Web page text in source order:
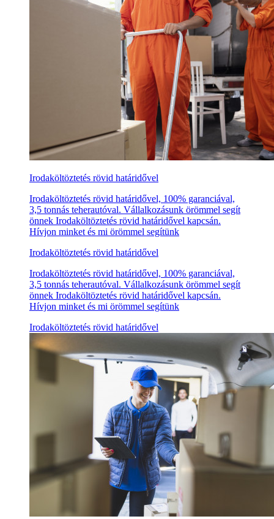
Irodaköltöztetés rövid határidővel
Irodaköltöztetés rövid határidővel, 100% garanciával,
3,5 tonnás teherautóval. Vállalkozásunk örömmel segít
önnek Irodaköltöztetés rövid határidővel kapcsán.
Hívjon minket és mi örömmel segítünk
Irodaköltöztetés rövid határidővel
Irodaköltöztetés rövid határidővel, 100% garanciával,
3,5 tonnás teherautóval. Vállalkozásunk örömmel segít
önnek Irodaköltöztetés rövid határidővel kapcsán.
Hívjon minket és mi örömmel segítünk
Irodaköltöztetés rövid határidővel